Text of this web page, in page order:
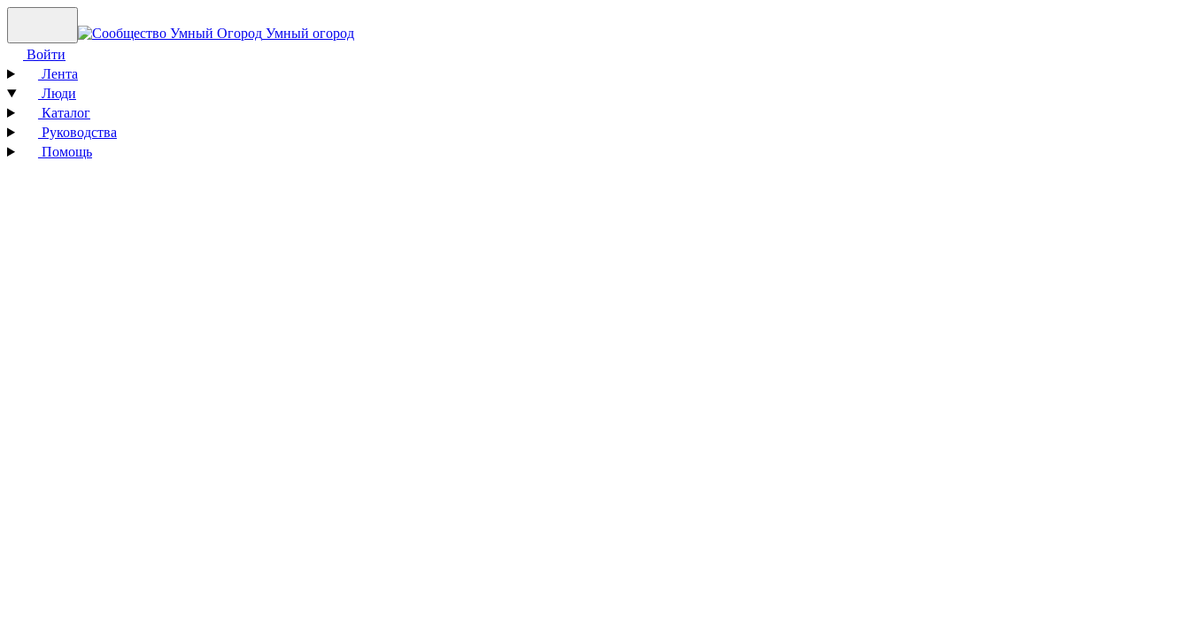
Умный огород
Войти
Лента
Люди
Каталог
Руководства
Помощь